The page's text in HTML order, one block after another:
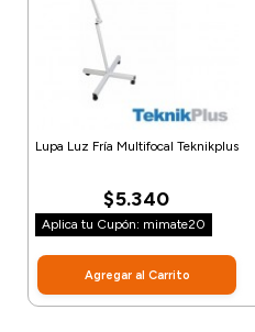
Lupa Luz Fría Multifocal Teknikplus
$5.340
Aplica tu Cupón: mimate20
Agregar al Carrito